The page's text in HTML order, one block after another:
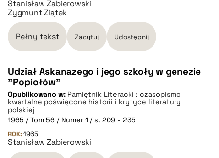
BIBTEX
pobierz cytat
Stanisław Zabierowski
Zygmunt Ziątek
Pełny tekst Zacytuj Udostępnij
CZYSTY TEKST
pobierz cytat
BIBTEX
Udział Askanazego i jego szkoły w genezie
"Popiołów"
Opublikowano w: Pamiętnik Literacki : czasopismo
kwartalne poświęcone historii i krytyce literatury
polskiej
1965 / Tom 56 / Numer 1 / s. 209 - 235
ROK: 1965
Stanisław Zabierowski